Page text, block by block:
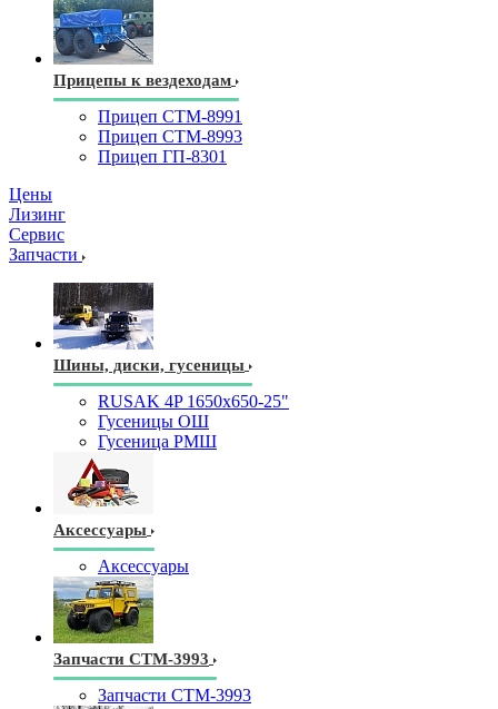
Прицепы к вездеходам
Прицеп СТМ-8991
Прицеп СТМ-8993
Прицеп ГП-8301
Цены
Лизинг
Сервис
Запчасти
Шины, диски, гусеницы
RUSAK 4P 1650х650-25"
Гусеницы ОШ
Гусеница РМШ
Аксессуары
Аксессуары
Запчасти СТМ-3993
Запчасти СТМ-3993